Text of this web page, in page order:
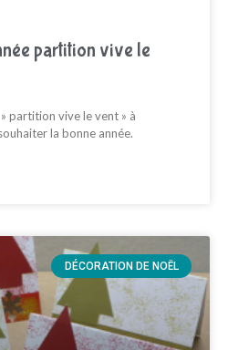
partition vive le
partition vive le vent » à
la bonne année.
DÉCORATION DE NOËL